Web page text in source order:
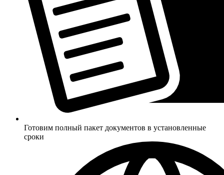
Готовим полный пакет документов в установленные
сроки